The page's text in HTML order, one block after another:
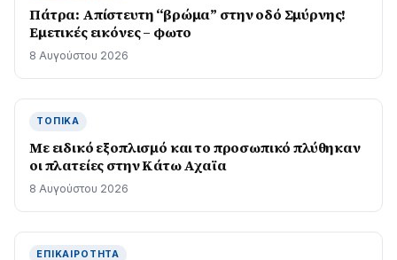
Πάτρα: Απίστευτη “βρώμα” στην οδό Σμύρνης!
Εμετικές εικόνες – φωτο
8 Αυγούστου 2026
ΤΟΠΙΚΆ
Με ειδικό εξοπλισμό και το προσωπικό πλύθηκαν
οι πλατείες στην Κάτω Αχαϊα
8 Αυγούστου 2026
ΕΠΙΚΑΙΡΌΤΗΤΑ